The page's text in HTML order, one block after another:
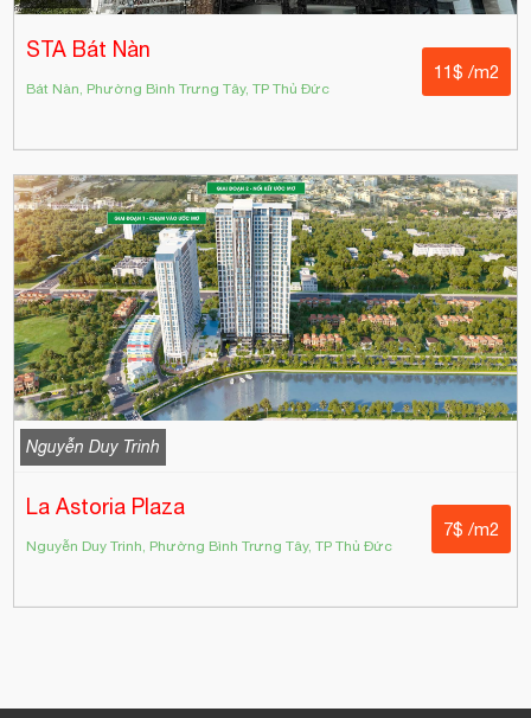
STA Bát Nàn
Bát Nàn, Phường Bình Trưng Tây, TP Thủ Đức
11$ /m2
Nguyễn Duy Trinh
La Astoria Plaza
Nguyễn Duy Trinh, Phường Bình Trưng Tây, TP Thủ Đức
7$ /m2